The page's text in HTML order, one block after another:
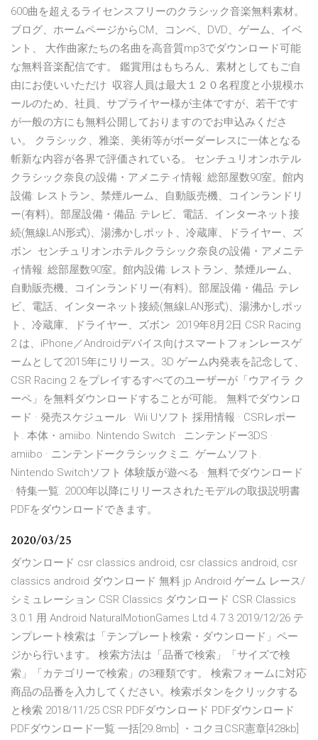
600曲を超えるライセンスフリーのクラシック音楽無料素材。
ブログ、ホームページからCM、コンペ、DVD、ゲーム、イベ
ント、 大作曲家たちの名曲を高音質mp3でダウンロード可能
な無料音楽配信です。 鑑賞用はもちろん、素材としてもご自
由にお使いいただけ 収容人員は最大１２０名程度と小規模ホ
ールのため、社員、サプライヤー様が主体ですが、若干です
が一般の方にも無料公開しておりますのでお申込みくださ
い。 クラシック、雅楽、美術等がボーダーレスに一体となる
斬新な内容が各界で評価されている。 センチュリオンホテル
クラシック奈良の設備・アメニティ情報: 総部屋数90室。館内
設備: レストラン、禁煙ルーム、自動販売機、コインランドリ
ー(有料)。部屋設備・備品: テレビ、電話、インターネット接
続(無線LAN形式)、湯沸かしポット、冷蔵庫、ドライヤー、ズ
ボン センチュリオンホテルクラシック奈良の設備・アメニテ
ィ情報: 総部屋数90室。館内設備: レストラン、禁煙ルーム、
自動販売機、コインランドリー(有料)。部屋設備・備品: テレ
ビ、電話、インターネット接続(無線LAN形式)、湯沸かしポッ
ト、冷蔵庫、ドライヤー、ズボン 2019年8月2日 CSR Racing
2 は、iPhone／Androidデバイス向けスマートフォンレースゲ
ームとして2015年にリリース。3D ゲーム内発表を記念して、
CSR Racing 2 をプレイするすべてのユーザーが「ウアイラ ク
ーペ」を無料ダウンロードすることが可能。 無料でダウンロ
ード · 発売スケジュール · Wii Uソフト 採用情報 · CSRレポー
ト. 本体・amiibo. Nintendo Switch · ニンテンドー3DS ·
amiibo · ニンテンドークラシックミニ. ゲームソフト.
Nintendo Switchソフト 体験版が遊べる · 無料でダウンロード
· 特集一覧. 2000年以降にリリースされたモデルの取扱説明書
PDFをダウンロードできます。
2020/03/25
ダウンロード csr classics android, csr classics android, csr
classics android ダウンロード 無料 jp Android ゲーム レース/
シミュレーション CSR Classics ダウンロード CSR Classics
3.0.1 用 Android NaturalMotionGames Ltd 4.7 3 2019/12/26 テ
ンプレート検索は「テンプレート検索・ダウンロード」ペー
ジから行います。 検索方法は「品番で検索」「サイズで検
索」「カテゴリーで検索」の3種類です。 検索フォームに対応
商品の品番を入力してください。検索ボタンをクリックする
と検索 2018/11/25 CSR PDFダウンロード PDFダウンロード
PDFダウンロード一覧 一括[29.8mb] ・コクヨCSR憲章[428kb]